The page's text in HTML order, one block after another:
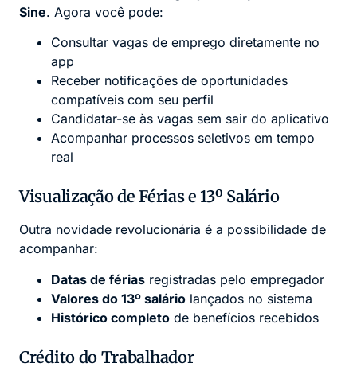
Sine. Agora você pode:
Consultar vagas de emprego diretamente no
app
Receber notificações de oportunidades
compatíveis com seu perfil
Candidatar-se às vagas sem sair do aplicativo
Acompanhar processos seletivos em tempo
real
Visualização de Férias e 13º Salário
Outra novidade revolucionária é a possibilidade de
acompanhar:
Datas de férias registradas pelo empregador
Valores do 13º salário lançados no sistema
Histórico completo de benefícios recebidos
Crédito do Trabalhador